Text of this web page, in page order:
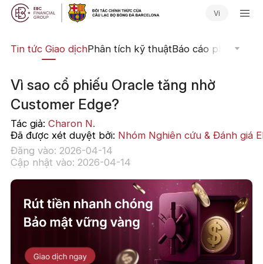
Vi
Tin tức Giao dịchPhân tích kỹ thuậtBáo cáo phân tích
Vì sao cổ phiếu Oracle tăng nhờ
Customer Edge?
Tác giả: Charon N.
Đã được xét duyệt bởi: Nhóm Nghiên cứu & Đánh giá
Đăng vào: 2026-04-14
Cập nhật vào: 2026-04-14